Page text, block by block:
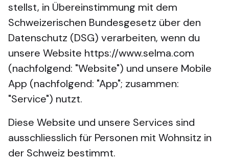
stellst, in Übereinstimmung mit dem
Schweizerischen Bundesgesetz über den
Datenschutz (DSG) verarbeiten, wenn du
unsere Website https://www.selma.com
(nachfolgend: "Website") und unsere Mobile
App (nachfolgend: "App"; zusammen:
"Service") nutzt.
Diese Website und unsere Services sind
ausschliesslich für Personen mit Wohnsitz in
der Schweiz bestimmt.